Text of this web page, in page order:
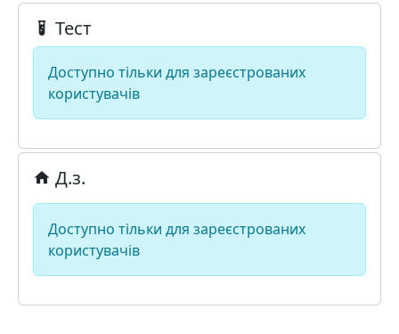
Тест
Доступно тільки для зареєстрованих
користувачів
Д.з.
Доступно тільки для зареєстрованих
користувачів